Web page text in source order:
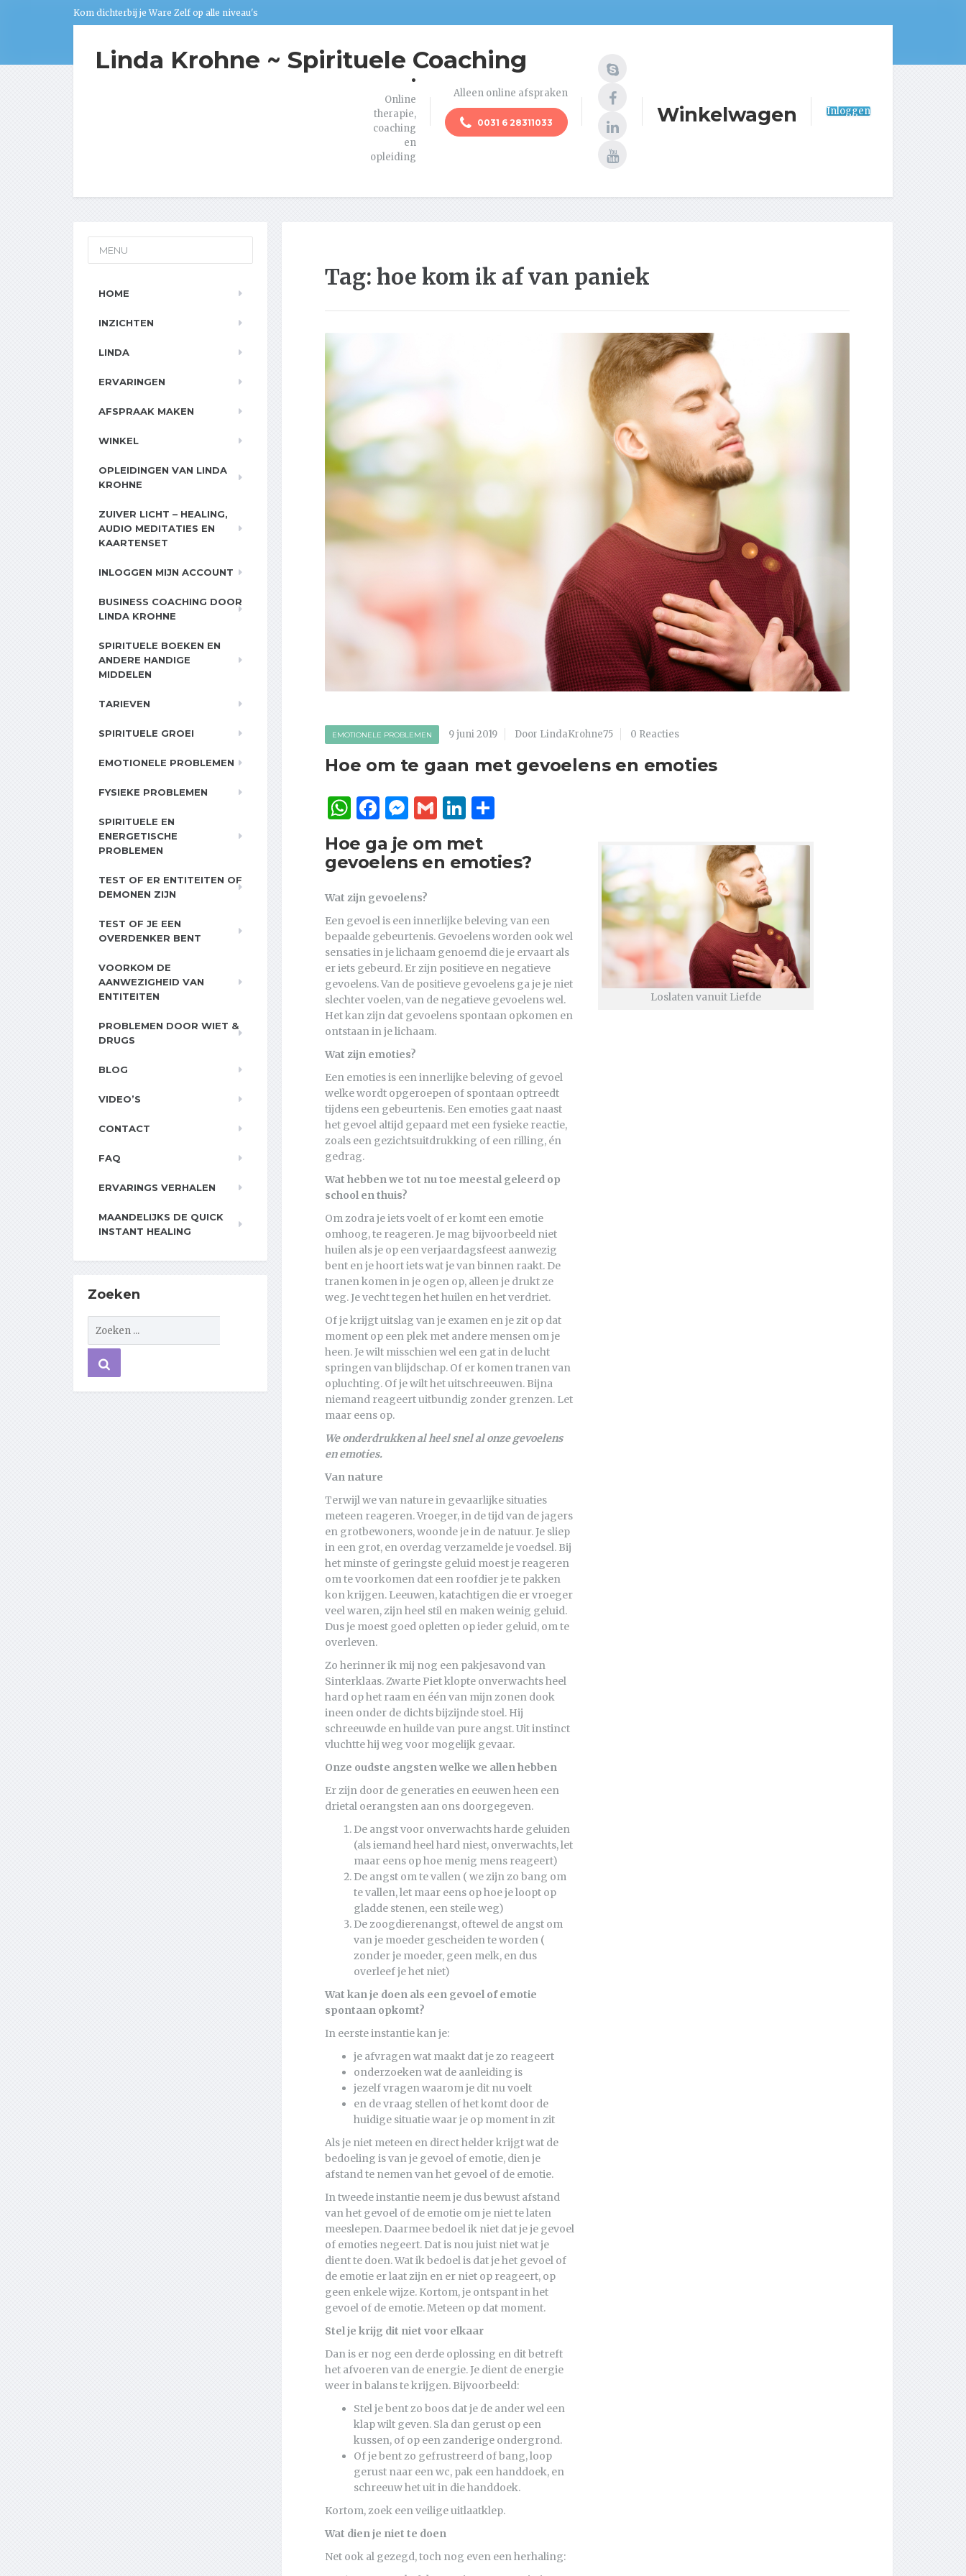
Kom dichterbij je Ware Zelf op alle niveau's
Linda Krohne ~ Spirituele Coaching
.
Online
therapie,
coaching
en
opleiding
Alleen online afspraken
0031 6 28311033 Winkelwagen Inloggen
Tag: hoe kom ik af van paniek
EMOTIONELE PROBLEMEN 9 juni 2019 Door LindaKrohne75 0 Reacties
Hoe om te gaan met gevoelens en emoties
WhatsApp
Facebook
Messenger
GmailLinkedIn
Hoe ga je om met
gevoelens en emoties?
Wat zijn gevoelens?
Een gevoel is een innerlijke beleving van een
bepaalde gebeurtenis. Gevoelens worden ook wel
sensaties in je lichaam genoemd die je ervaart als
er iets gebeurd. Er zijn positieve en negatieve
gevoelens. Van de positieve gevoelens ga je je niet
slechter voelen, van de negatieve gevoelens wel.
Het kan zijn dat gevoelens spontaan opkomen en
ontstaan in je lichaam.
Wat zijn emoties?
Een emoties is een innerlijke beleving of gevoel
welke wordt opgeroepen of spontaan optreedt
tijdens een gebeurtenis. Een emoties gaat naast
het gevoel altijd gepaard met een fysieke reactie,
zoals een gezichtsuitdrukking of een rilling, én
gedrag.
Wat hebben we tot nu toe meestal geleerd op
school en thuis?
Om zodra je iets voelt of er komt een emotie
omhoog, te reageren. Je mag bijvoorbeeld niet
huilen als je op een verjaardagsfeest aanwezig
bent en je hoort iets wat je van binnen raakt. De
tranen komen in je ogen op, alleen je drukt ze
weg. Je vecht tegen het huilen en het verdriet.
Of je krijgt uitslag van je examen en je zit op dat
moment op een plek met andere mensen om je
heen. Je wilt misschien wel een gat in de lucht
springen van blijdschap. Of er komen tranen van
opluchting. Of je wilt het uitschreeuwen. Bijna
niemand reageert uitbundig zonder grenzen. Let
maar eens op.
We onderdrukken al heel snel al onze gevoelens
en emoties.
Van nature
Terwijl we van nature in gevaarlijke situaties
meteen reageren. Vroeger, in de tijd van de jagers
en grotbewoners, woonde je in de natuur. Je sliep
in een grot, en overdag verzamelde je voedsel. Bij
het minste of geringste geluid moest je reageren
om te voorkomen dat een roofdier je te pakken
kon krijgen. Leeuwen, katachtigen die er vroeger
veel waren, zijn heel stil en maken weinig geluid.
Dus je moest goed opletten op ieder geluid, om te
overleven.
Zo herinner ik mij nog een pakjesavond van
Sinterklaas. Zwarte Piet klopte onverwachts heel
hard op het raam en één van mijn zonen dook
ineen onder de dichts bijzijnde stoel. Hij
schreeuwde en huilde van pure angst. Uit instinct
vluchtte hij weg voor mogelijk gevaar.
Onze oudste angsten welke we allen hebben
Er zijn door de generaties en eeuwen heen een
drietal oerangsten aan ons doorgegeven.
De angst voor onverwachts harde geluiden
(als iemand heel hard niest, onverwachts, let
maar eens op hoe menig mens reageert)
De angst om te vallen ( we zijn zo bang om
te vallen, let maar eens op hoe je loopt op
gladde stenen, een steile weg)
De zoogdierenangst, oftewel de angst om
van je moeder gescheiden te worden (
zonder je moeder, geen melk, en dus
overleef je het niet)
Wat kan je doen als een gevoel of emotie
spontaan opkomt?
In eerste instantie kan je:
je afvragen wat maakt dat je zo reageert
onderzoeken wat de aanleiding is
jezelf vragen waarom je dit nu voelt
en de vraag stellen of het komt door de
huidige situatie waar je op moment in zit
Als je niet meteen en direct helder krijgt wat de
bedoeling is van je gevoel of emotie, dien je
afstand te nemen van het gevoel of de emotie.
In tweede instantie neem je dus bewust afstand
van het gevoel of de emotie om je niet te laten
meeslepen. Daarmee bedoel ik niet dat je je gevoel
of emoties negeert. Dat is nou juist niet wat je
dient te doen. Wat ik bedoel is dat je het gevoel of
de emotie er laat zijn en er niet op reageert, op
geen enkele wijze. Kortom, je ontspant in het
gevoel of de emotie. Meteen op dat moment.
Stel je krijg dit niet voor elkaar
Dan is er nog een derde oplossing en dit betreft
het afvoeren van de energie. Je dient de energie
weer in balans te krijgen. Bijvoorbeeld:
Stel je bent zo boos dat je de ander wel een
klap wilt geven. Sla dan gerust op een
kussen, of op een zanderige ondergrond.
Of je bent zo gefrustreerd of bang, loop
gerust naar een wc, pak een handdoek, en
schreeuw het uit in die handdoek.
Kortom, zoek een veilige uitlaatklep.
Wat dien je niet te doen
Net ook al gezegd, toch nog even een herhaling:
Loslaten vanuit Liefde
MENU
HOME
INZICHTEN
LINDA
ERVARINGEN
AFSPRAAK MAKEN
WINKEL
OPLEIDINGEN VAN LINDA
KROHNE
ZUIVER LICHT – HEALING,
AUDIO MEDITATIES EN
KAARTENSET
INLOGGEN MIJN ACCOUNT
BUSINESS COACHING DOOR
LINDA KROHNE
SPIRITUELE BOEKEN EN
ANDERE HANDIGE
MIDDELEN
TARIEVEN
SPIRITUELE GROEI
EMOTIONELE PROBLEMEN
FYSIEKE PROBLEMEN
SPIRITUELE EN
ENERGETISCHE
PROBLEMEN
TEST OF ER ENTITEITEN OF
DEMONEN ZIJN
TEST OF JE EEN
OVERDENKER BENT
VOORKOM DE
AANWEZIGHEID VAN
ENTITEITEN
PROBLEMEN DOOR WIET &
DRUGS
BLOG
VIDEO’S
CONTACT
FAQ
ERVARINGS VERHALEN
MAANDELIJKS DE QUICK
INSTANT HEALING
Zoeken